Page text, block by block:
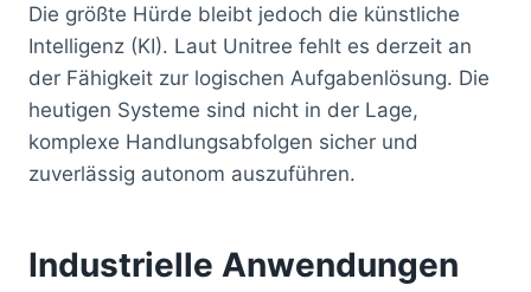
Die größte Hürde bleibt jedoch die künstliche
Intelligenz (KI). Laut Unitree fehlt es derzeit an
der Fähigkeit zur logischen Aufgabenlösung. Die
heutigen Systeme sind nicht in der Lage,
komplexe Handlungsabfolgen sicher und
zuverlässig autonom auszuführen.
Industrielle Anwendungen